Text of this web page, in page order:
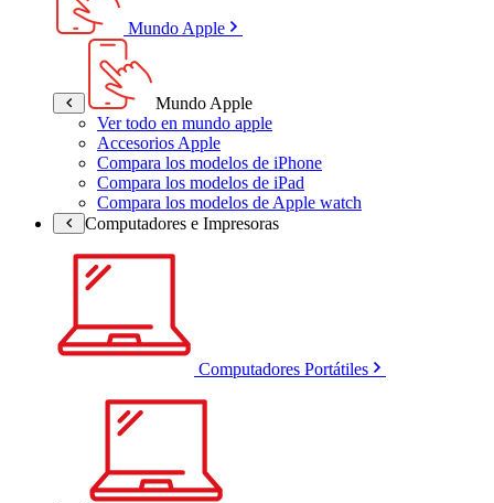
Mundo Apple
Mundo Apple
Ver todo en mundo apple
Accesorios Apple
Compara los modelos de iPhone
Compara los modelos de iPad
Compara los modelos de Apple watch
Computadores e Impresoras
Computadores Portátiles